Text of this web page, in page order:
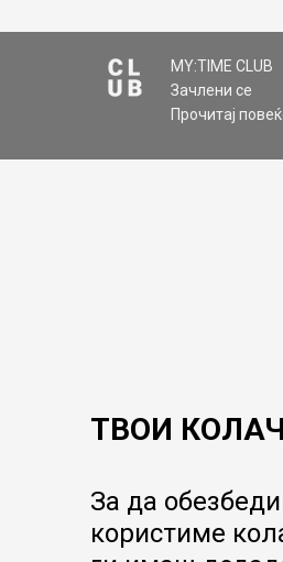
MY:TIME CLUB
Зачлени се
Прочитај
ТВОИ
За да
користиме